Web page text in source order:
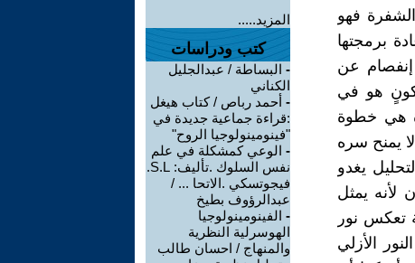
فهو
برمجتها
إنفصام عن
كونٍ هو في
هي خطوة
يمنح سره
يغدو
لأنه يمثل
تعكس نور
الأزلي
المزيد.....
كتب ودراسات
- البساطة / عبدالجليل
الكناني
- أحمد رباص / كتاب هيغل
:قراءة جماعية جديدة في
"فينومينولوجيا الروح"
- الوعي كمشكلة في علم
نفس السلوك .تأليف: S.L.
فيجوتسكي .الاتحا ... /
عبدالرؤوف بطيخ
- الفينومينولوجيا
الهوسرلية النظرية
والمنهاج / احسان طالب